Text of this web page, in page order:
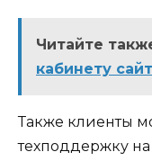
Читайте
кабинету
Также клиенты
техподдержку